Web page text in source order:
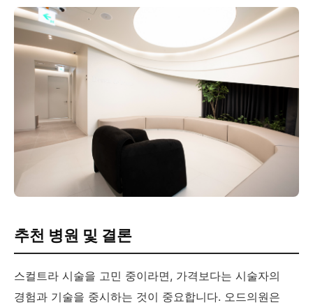
추천 병원 및 결론
스컬트라 시술을 고민 중이라면, 가격보다는 시술자의
경험과 기술을 중시하는 것이 중요합니다. 오드의원은